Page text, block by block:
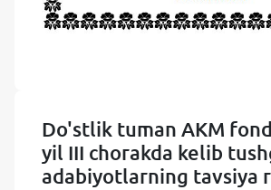
Do'stlik tuman AKM
yil III chorakda kelib
adabiyotlarning tavsiya